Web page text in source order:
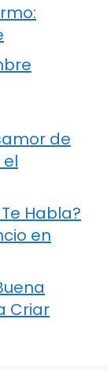
de
Habla?
en
Criar